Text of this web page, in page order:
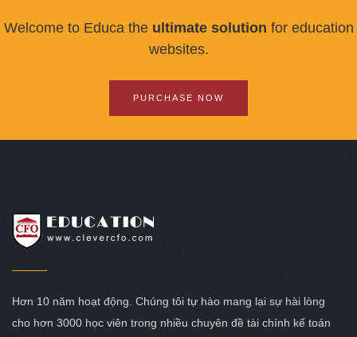
Welcome to Educa the ultimate solution for education
websites.
PURCHASE NOW
Hơn 10 năm hoạt động. Chúng tôi tự hào mang lại sự hài lòng
cho hơn 3000 học viên trong nhiều chuyên đề tài chính kế toán